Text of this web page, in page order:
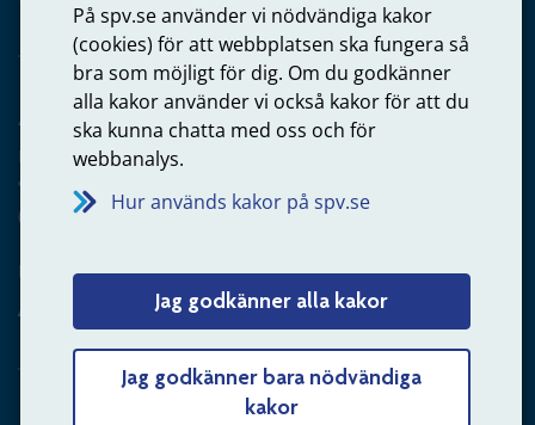
På spv.se använder vi nödvändiga kakor
(cookies) för att webbplatsen ska fungera så
bra som möjligt för dig. Om du godkänner
alla kakor använder vi också kakor för att du
ska kunna chatta med oss och för
webbanalys.
Hur används kakor på spv.se
Jag godkänner alla kakor
Jag godkänner bara nödvändiga
kakor
Arbetsgivare
Frågor om administration av tjänstepension från statlig
anställning
060-18 75 03
Kontakta oss
Arbetsgivare – skicka mejl till oss